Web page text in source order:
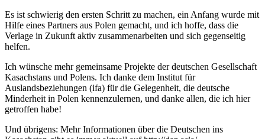
Es ist schwierig den ersten Schritt zu machen, ein Anfang wurde mit
Hilfe eines Partners aus Polen gemacht, und ich hoffe, dass die
Verlage in Zukunft aktiv zusammenarbeiten und sich gegenseitig
helfen.
Ich wünsche mehr gemeinsame Projekte der deutschen Gesellschaft
Kasachstans und Polens. Ich danke dem Institut für
Auslandsbeziehungen (ifa) für die Gelegenheit, die deutsche
Minderheit in Polen kennenzulernen, und danke allen, die ich hier
getroffen habe!
Und übrigens: Mehr Informationen über die Deutschen ins